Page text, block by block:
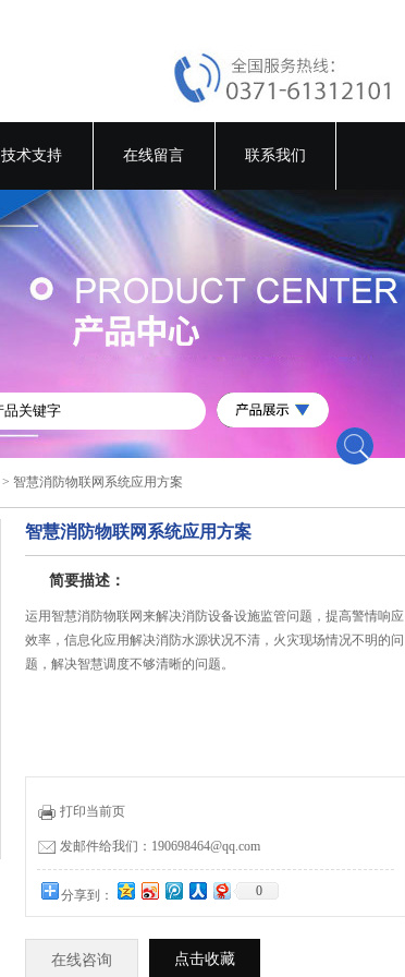
技术支持 在线留言 联系我们
> 智慧消防物联网系统应用方案
智慧消防物联网系统应用方案
简要描述：
运用智慧消防物联网来解决消防设备设施监管问题，提高警情响应
效率，信息化应用解决消防水源状况不清，火灾现场情况不明的问
题，解决智慧调度不够清晰的问题。
打印当前页
发邮件给我们：190698464@qq.com
分享到： 0
在线咨询 点击收藏